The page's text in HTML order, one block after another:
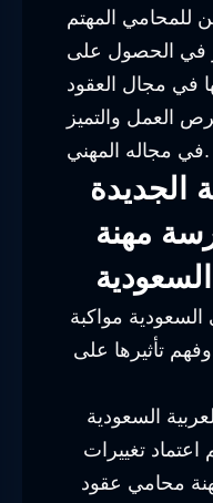
للمحامي المهتم
في الحصول على
في مجال العقود
العمل والتميز
في مجاله المهني.
الجديدة
مهنة
مواكبة
وفهم تأثيرها على
السعودية
تغييرات
محامي عقود